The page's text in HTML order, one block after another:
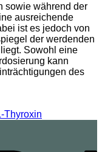
sowie während der
ausreichende
ist es jedoch von
der werdenden
Sowohl eine
kann
des
Thyroxin